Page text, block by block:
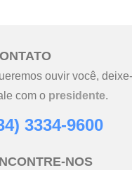
ouvir você,
com o presidente.
3334-9600
NOS